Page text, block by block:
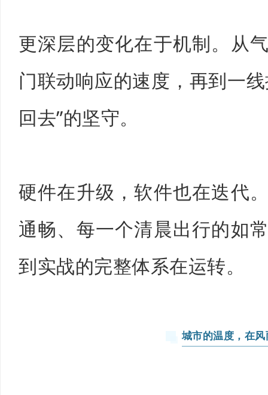
更深层的变化在于机制。从
门联动响应的速度，再到一
回去”的坚守。
硬件在升级，软件也在迭代
通畅、每一个清晨出行的如
到实战的完整体系在运转。
城市的温度，在